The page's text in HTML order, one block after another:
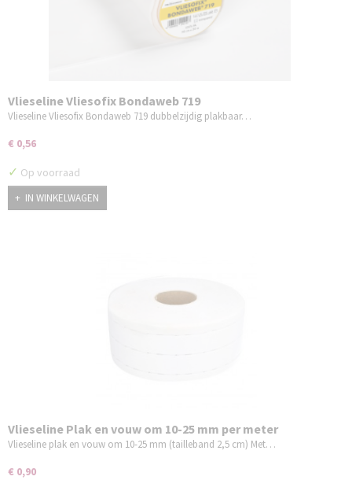
Vlieseline Vliesofix Bondaweb 719
Vlieseline Vliesofix Bondaweb 719 dubbelzijdig plakbaar…
€ 0,56
✓ Op voorraad
IN WINKELWAGEN
Vlieseline Plak en vouw om 10-25 mm per meter
Vlieseline plak en vouw om 10-25 mm (tailleband 2,5 cm) Met…
€ 0,90